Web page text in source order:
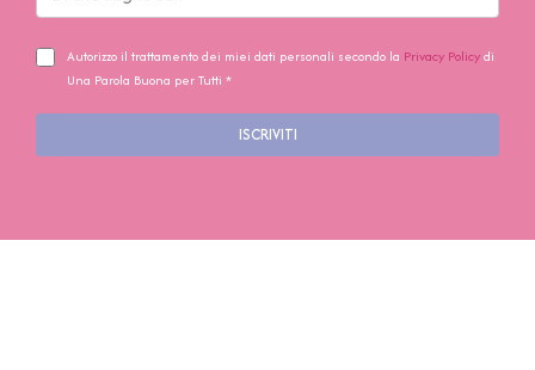
Autorizzo il trattamento dei miei dati personali secondo la Privacy Policydi
Una Parola Buona per Tutti *
ISCRIVITI